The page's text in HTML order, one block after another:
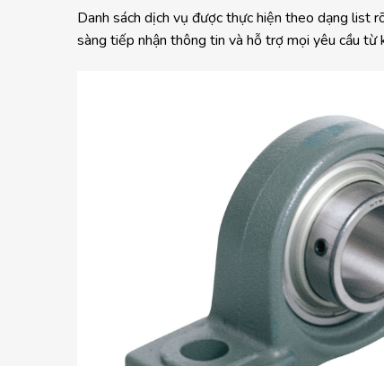
Danh sách dịch vụ được thực hiện theo dạng list
sàng tiếp nhận thông tin và hỗ trợ mọi yêu cầu từ